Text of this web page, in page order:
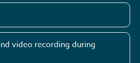
video recording during